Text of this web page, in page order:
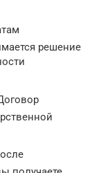
решение